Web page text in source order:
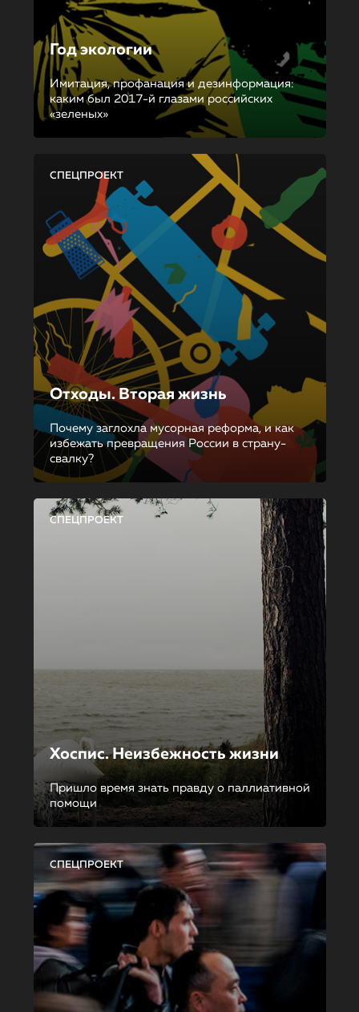
Год экологии
Имитация, профанация и дезинформация:
каким был 2017-й глазами российских
«зеленых»
СПЕЦПРОЕКТ
Отходы. Вторая жизнь
Почему заглохла мусорная реформа, и как
избежать превращения России в страну-
свалку?
СПЕЦПРОЕКТ
Хоспис. Неизбежность жизни
Пришло время знать правду о паллиативной
помощи
СПЕЦПРОЕКТ